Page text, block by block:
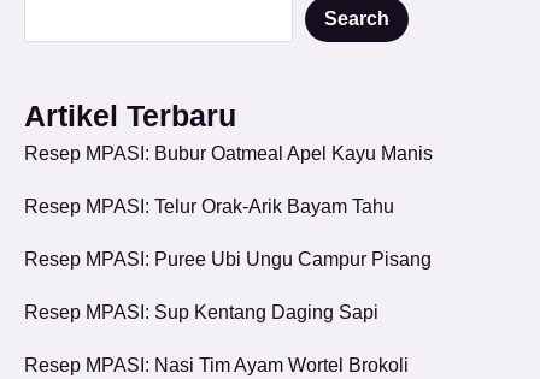
Search
Artikel Terbaru
Resep MPASI: Bubur Oatmeal Apel Kayu Manis
Resep MPASI: Telur Orak-Arik Bayam Tahu
Resep MPASI: Puree Ubi Ungu Campur Pisang
Resep MPASI: Sup Kentang Daging Sapi
Resep MPASI: Nasi Tim Ayam Wortel Brokoli